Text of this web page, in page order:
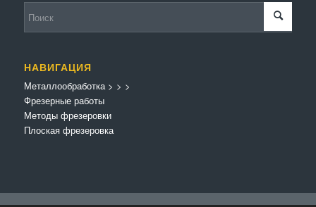
НАВИГАЦИЯ
Металлообработка>
Фрезерные работы
>
Методы фрезеровки
>
Плоская фрезеровка